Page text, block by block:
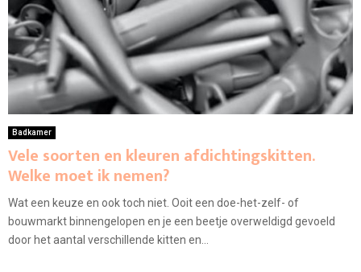
Badkamer
Vele soorten en kleuren afdichtingskitten.
Welke moet ik nemen?
Wat een keuze en ook toch niet. Ooit een doe-het-zelf- of
bouwmarkt binnengelopen en je een beetje overweldigd gevoeld
door het aantal verschillende kitten en...